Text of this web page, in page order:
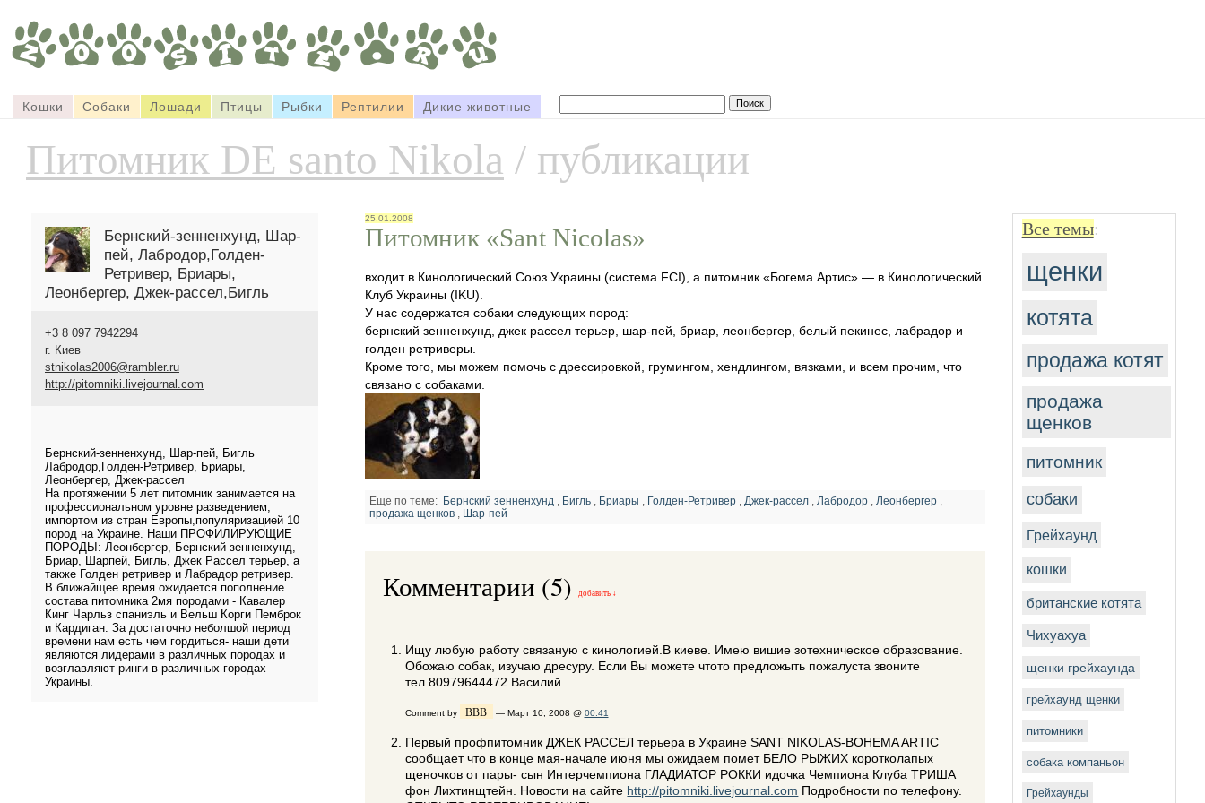
Кошки Собаки Лошади Птицы Рыбки Рептилии Дикие животные
Питомник DE santo Nikola / публикации
Бернский-зенненхунд, Шар-
пей, Лабродор,Голден-
Ретривер, Бриары,
Леонбергер, Джек-рассел,Бигль
+3 8 097 7942294
г. Киев
stnikolas2006@rambler.ru
http://pitomniki.livejournal.com
Бернский-зенненхунд, Шар-пей, Бигль
Лабродор,Голден-Ретривер, Бриары,
Леонбергер, Джек-рассел
На протяжении 5 лет питомник занимается на
профессиональном уровне разведением,
импортом из стран Европы,популяризацией 10
пород на Украине. Наши ПРОФИЛИРУЮЩИЕ
ПОРОДЫ: Леонбергер, Бернский зенненхунд,
Бриар, Шарпей, Бигль, Джек Рассел терьер, а
также Голден ретривер и Лабрадор ретривер.
В ближайщее время ожидается пополнение
состава питомника 2мя породами - Кавалер
Кинг Чарльз спаниэль и Вельш Корги Пемброк
и Кардиган. За достаточно неболшой период
времени нам есть чем гордиться- наши дети
являются лидерами в различных породах и
возглавляют ринги в различных городах
Украины.
Все темы:
щенки
котята
продажа котят
продажа
щенков
питомник
собаки
Грейхаунд
кошки
британские котята
Чихуахуа
щенки грейхаунда
грейхаунд щенки
питомники
собака компаньон
Грейхаунды
25.01.2008
Питомник «Sant Nicolas»
входит в Кинологический Союз Украины (система FCI), а питомник «Богема Артис» — в Кинологический
Клуб Украины (IKU).
У нас содержатся собаки следующих пород:
бернский зенненхунд, джек рассел терьер, шар-пей, бриар, леонбергер, белый пекинес, лабрадор и
голден ретриверы.
Кроме того, мы можем помочь с дрессировкой, грумингом, хендлингом, вязками, и всем прочим, что
связано с собаками.
Еще по теме: Бернский зенненхунд , Бигль , Бриары , Голден-Ретривер ,Джек-рассел ,Лабродор ,Леонбергер ,
продажа щенков , Шар-пей
Комментарии (5)добавить ↓
Ищу любую работу связаную с кинологией.В киеве. Имею вишие зотехническое образование.
Обожаю собак, изучаю дресуру. Если Вы можете чтото предложыть пожалуста звоните
тел.80979644472 Василий.
Comment by ВВВ — Март 10, 2008 @ 00:41
Первый профпитомник ДЖЕК РАССЕЛ терьера в Украине SANT NIKOLAS-BOHEMA ARTIC
сообщает что в конце мая-начале июня мы ожидаем помет БЕЛО РЫЖИХ коротколапых
щеночков от пары- сын Интерчемпиона ГЛАДИАТОР РОККИ идочка Чемпиона Клуба ТРИША
фон Лихтинщтейн. Новости на сайте http://pitomniki.livejournal.com Подробности по телефону.